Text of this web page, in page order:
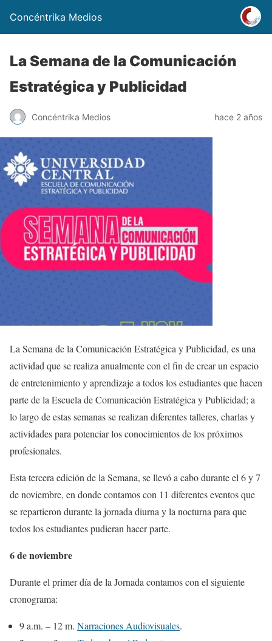
Concéntrika Medios
La Semana de la Comunicación
Estratégica y Publicidad
Concéntrika Medios hace 2 años
La Semana de la Comunicación Estratégica y Publicidad, es una
actividad que se realiza anualmente con el fin de crear un espacio
de entretenimiento y aprendizaje a todos los estudiantes que hacen
parte de la Escuela de Comunicación Estratégica y Publicidad; a
lo largo de estas semanas se realizan diferentes talleres, charlas y
actividades para potenciar los conocimientos de los próximos
profesionales.
Esta tercera edición de la Semana, se llevó a cabo durante el 6 y 7
de noviembre, en donde contamos con 11 diferentes eventos que
se repartieron durante la jornada diurna y la nocturna para que
todos los estudiantes pudieran hacer parte.
6 de noviembre
Durante el primer día de la Jornada contamos con el siguiente
cronograma:
9 a.m. – 12 m. Narraciones Audiovisuales.